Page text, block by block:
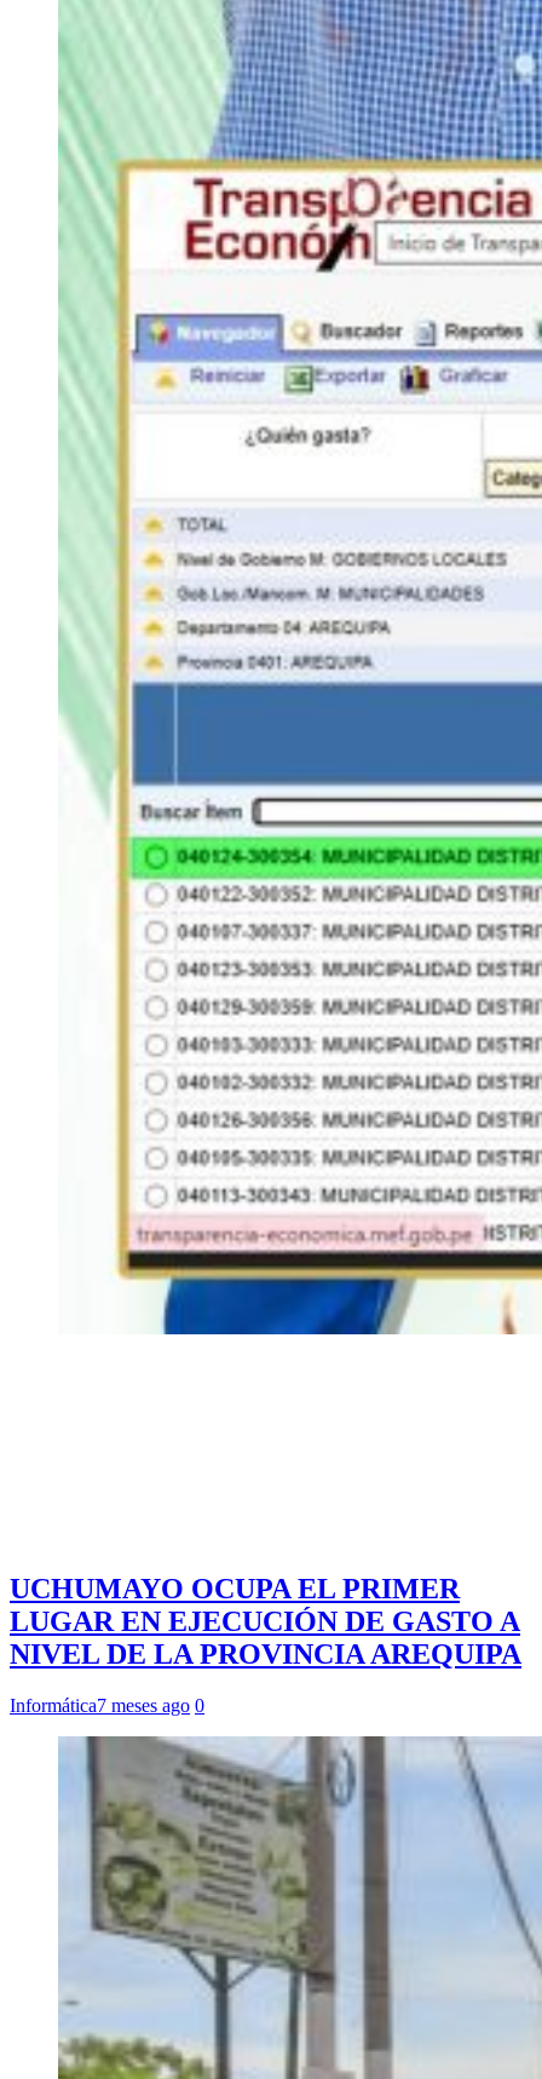
UCHUMAYO OCUPA EL PRIMER
LUGAR EN EJECUCIÓN DE GASTO A
NIVEL DE LA PROVINCIA AREQUIPA
Informática7 meses ago 0